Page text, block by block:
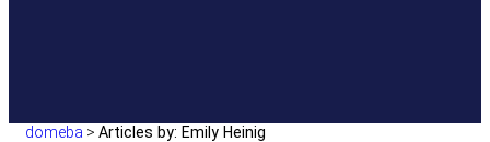
domeba > Articles by: Emily Heinig